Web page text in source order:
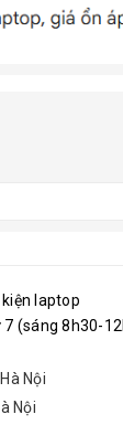
laptop
(sáng 8h30-
Nội
Nội